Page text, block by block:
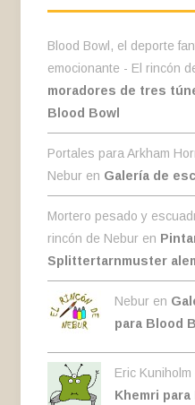
Blood Bowl, el deporte
emocionante - El rincón
moradores de tres
Blood Bowl
Portales para Arkham
Nebur en Galería de
Mortero pesado y
rincón de Nebur en
Splittertarnmuster
Nebur en
para Blood
Eric Kuniholm
Khemri para